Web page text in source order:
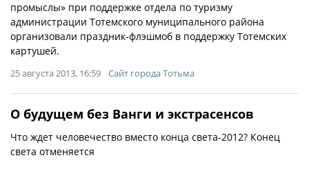
промыслы» при поддержке отдела по туризму
администрации Тотемского муниципального района
организовали праздник-флэшмоб в поддержку Тотемских
картушей.
25 августа 2013, 16:59 Сайт города Тотьма
О будущем без Ванги и экстрасенсов
Что ждет человечество вместо конца света-2012? Конец
света отменяется